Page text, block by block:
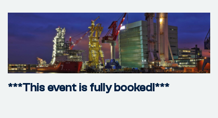
***This event is fully booked!***